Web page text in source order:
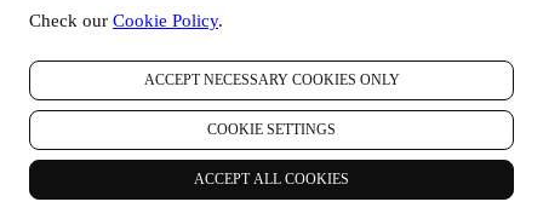
Check our Cookie Policy.
ACCEPT NECESSARY COOKIES ONLY
COOKIE SETTINGS
ACCEPT ALL COOKIES
Entrega e devoluções
Direito de livre resolução
LEGAL
Política de Privacidade
Política de Cookies